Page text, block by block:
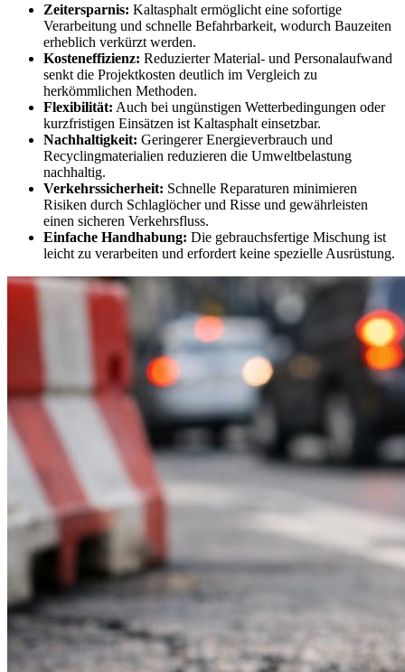
Zeitersparnis: Kaltasphalt ermöglicht eine sofortige
Verarbeitung und schnelle Befahrbarkeit, wodurch Bauzeiten
erheblich verkürzt werden.
Kosteneffizienz: Reduzierter Material- und Personalaufwand
senkt die Projektkosten deutlich im Vergleich zu
herkömmlichen Methoden.
Flexibilität: Auch bei ungünstigen Wetterbedingungen oder
kurzfristigen Einsätzen ist Kaltasphalt einsetzbar.
Nachhaltigkeit: Geringerer Energieverbrauch und
Recyclingmaterialien reduzieren die Umweltbelastung
nachhaltig.
Verkehrssicherheit: Schnelle Reparaturen minimieren
Risiken durch Schlaglöcher und Risse und gewährleisten
einen sicheren Verkehrsfluss.
Einfache Handhabung: Die gebrauchsfertige Mischung ist
leicht zu verarbeiten und erfordert keine spezielle Ausrüstung.